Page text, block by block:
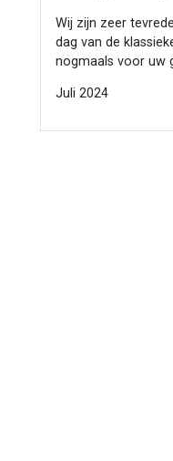
Wij zijn zeer
dag van de
nogmaals voor uw
Juli 2024